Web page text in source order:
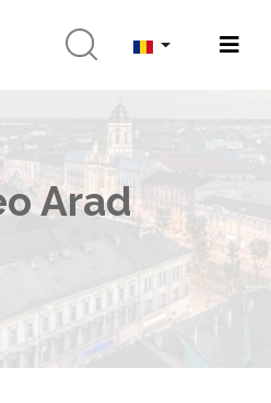
Arad